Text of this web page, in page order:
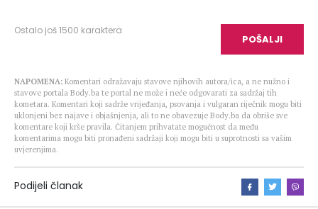
Ostalo još1500 karaktera
POŠALJI
NAPOMENA: Komentari odražavaju stavove njihovih autora/ica, a ne nužno i
stavove portala Body.ba te portal ne može i neće odgovarati za sadržaj tih
kometara. Komentari koji sadrže vrijeđanja, psovanja i vulgaran riječnik mogu biti
uklonjeni bez najave i objašnjenja, ali to ne obavezuje Body.ba da obriše sve
komentare koji krše pravila. Čitanjem prihvatate mogućnost da među
komentarima mogu biti pronađeni sadržaji koji mogu biti u suprotnosti sa vašim
uvjerenjima.
Podijeli članak